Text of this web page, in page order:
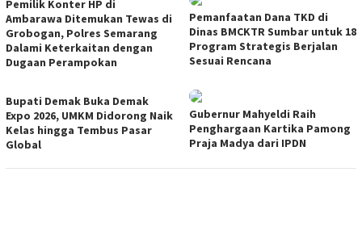
Pemilik Konter HP di
Ambarawa Ditemukan Tewas di
Grobogan, Polres Semarang
Dalami Keterkaitan dengan
Dugaan Perampokan
Pemanfaatan Dana TKD di
Dinas BMCKTR Sumbar untuk 18
Program Strategis Berjalan
Sesuai Rencana
Bupati Demak Buka Demak
Expo 2026, UMKM Didorong Naik
Kelas hingga Tembus Pasar
Global
Gubernur Mahyeldi Raih
Penghargaan Kartika Pamong
Praja Madya dari IPDN